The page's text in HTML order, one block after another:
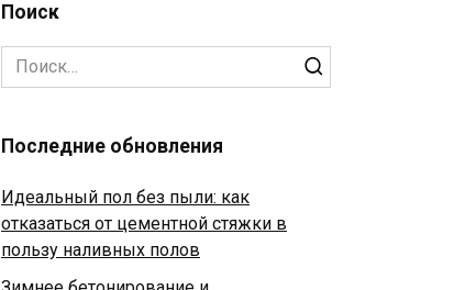
Поиск
Search
for:
Последние обновления
Идеальный пол без пыли: как
отказаться от цементной стяжки в
пользу наливных полов